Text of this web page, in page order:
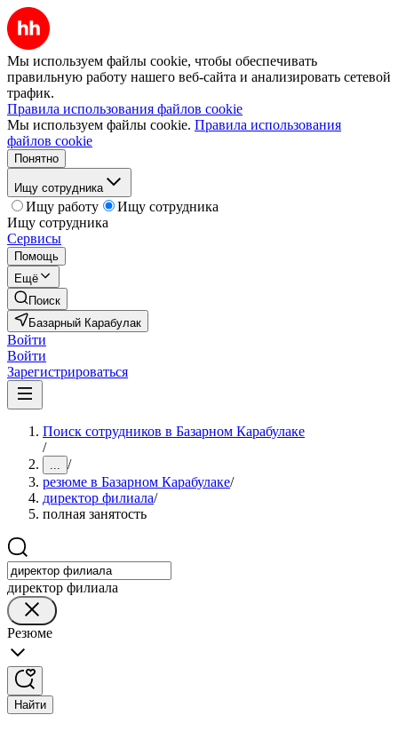
Мы используем файлы cookie, чтобы обеспечивать
правильную работу нашего веб-сайта и анализировать сетевой
трафик.
Правила использования файлов cookie
Мы используем файлы cookie. Правила использования
файлов cookie
Понятно
Ищу сотрудника
Ищу работу
Ищу сотрудника
Ищу сотрудника
Сервисы
Помощь
Ещё
Поиск
Базарный Карабулак
Войти
Войти
Зарегистрироваться
Поиск сотрудников в Базарном Карабулаке
/
... /
резюме в Базарном Карабулаке/
директор филиала/
полная занятость
директор филиала
Резюме
Найти